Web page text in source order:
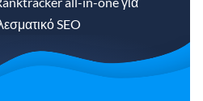
SEO